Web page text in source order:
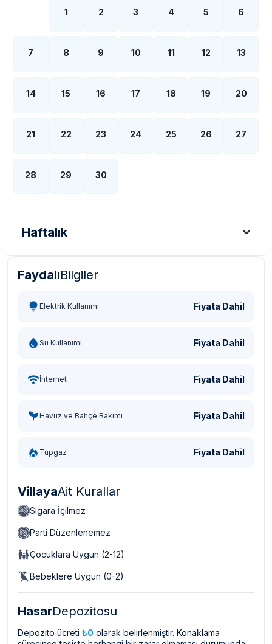
1 2 3 4 5 6
7 8 9 10 11 12 13
14 15 16 17 18 19 20
21 22 23 24 25 26 27
28 29 30
Haftalık
Türk Lirası - TL
FaydalıBilgiler
Elektrik Kullanımı Fiyata Dahil
Su Kullanımı Fiyata Dahil
İnternet Fiyata Dahil
Havuz ve Bahçe Bakımı Fiyata Dahil
Tüpgaz Fiyata Dahil
VillayaAit Kurallar
Sigara İçilmez
Parti Düzenlenemez
Çocuklara Uygun (2-12)
Bebeklere Uygun (0-2)
HasarDepozitosu
Depozito ücreti ₺0 olarak belirlenmiştir. Konaklama